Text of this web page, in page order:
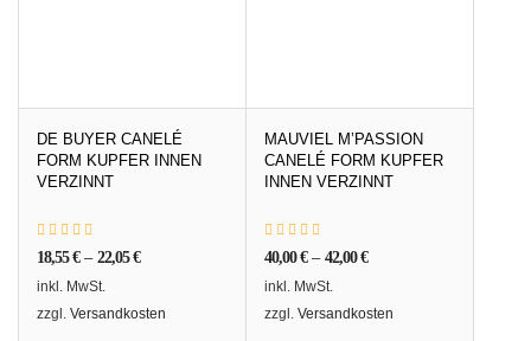
DE BUYER CANELÉ
FORM KUPFER INNEN
VERZINNT
18,55€– 22,05€
inkl. MwSt.
zzgl. Versandkosten
MAUVIEL M’PASSION
CANELÉ FORM KUPFER
INNEN VERZINNT
40,00€– 42,00€
inkl. MwSt.
zzgl. Versandkosten